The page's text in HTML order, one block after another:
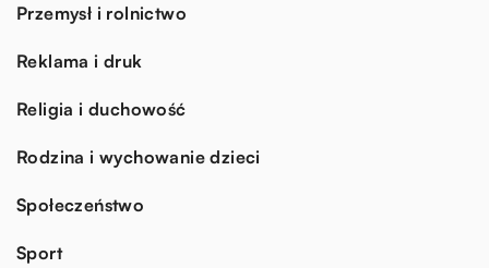
Przemysł i rolnictwo
Reklama i druk
Religia i duchowość
Rodzina i wychowanie dzieci
Społeczeństwo
Sport